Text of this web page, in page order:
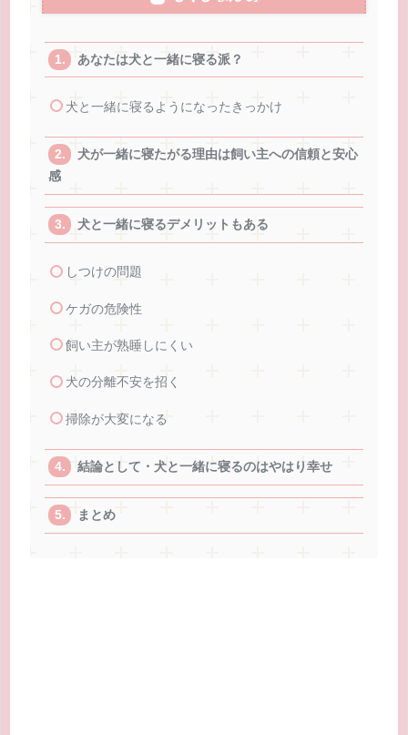
あなたは犬と一緒に寝る派？
犬と一緒に寝るようになったきっかけ
犬が一緒に寝たがる理由は飼い主への信頼と安心
感
犬と一緒に寝るデメリットもある
しつけの問題
ケガの危険性
飼い主が熟睡しにくい
犬の分離不安を招く
掃除が大変になる
結論として・犬と一緒に寝るのはやはり幸せ
まとめ